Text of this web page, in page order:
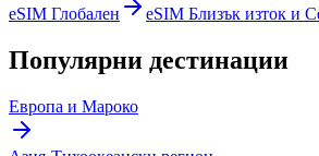
eSIM Глобален eSIM Близък изток и
Популярни дестинации
Европа и Мароко